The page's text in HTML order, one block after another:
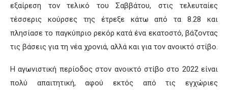
εξαίρεση τον τελικό του Σαββάτου, στις τελευταίες
τέσσερις κούρσες της έτρεξε κάτω από τα 8.28 και
πλησίασε το παγκύπριο ρεκόρ κατά ένα εκατοστό, βάζοντας
τις βάσεις για τη νέα χρονιά, αλλά και για τον ανοικτό στίβο.
Η αγωνιστική περίοδος στον ανοικτό στίβο στο 2022 είναι
πολύ απαιτητική, αφού εκτός από τις εγχώριες